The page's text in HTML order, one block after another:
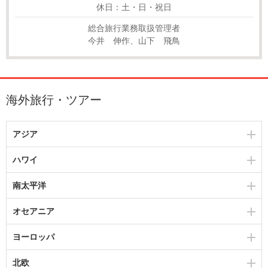
休日：土・日・祝日
総合旅行業務取扱管理者
今井 伸作、山下 飛鳥
海外旅行・ツアー
アジア
ハワイ
南太平洋
オセアニア
ヨーロッパ
北欧